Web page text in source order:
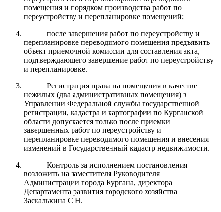
помещения и порядком производства работ по
переустройству и перепланировке помещений;
после завершения работ по переустройству и
перепланировке переводимого помещения предъявить
объект приемочной комиссии для составления акта,
подтверждающего завершение работ по переустройству
и перепланировке.
Регистрация права на помещения в качестве
нежилых (два административных помещения) в
Управлении Федеральной службы государственной
регистрации, кадастра и картографии по Курганской
области допускается только после приемки
завершенных работ по переустройству и
перепланировке переводимого помещения и внесения
изменений в Государственный кадастр недвижимости.
Контроль за исполнением постановления
возложить на заместителя Руководителя
Администрации города Кургана, директора
Департамента развития городского хозяйства
Заскалькина С.Н.